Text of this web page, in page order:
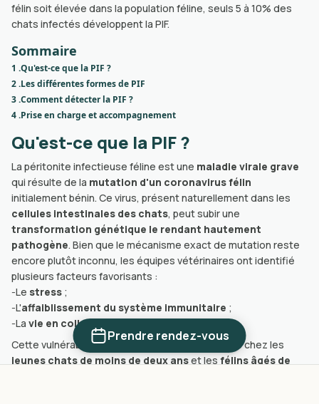
Prendre rendez-vous
félin soit élevée dans la population féline, seuls 5 à 10% des
chats infectés développent la PIF.
Sommaire
1 .Qu'est-ce que la PIF ?
2 .Les différentes formes de PIF
3 .Comment détecter la PIF ?
4 .Prise en charge et accompagnement
Qu'est-ce que la PIF ?
La péritonite infectieuse féline est une maladie virale grave
qui résulte de la mutation d'un coronavirus félin
initialement bénin. Ce virus, présent naturellement dans les
cellules intestinales des chats, peut subir une
transformation génétique le rendant hautement
pathogène. Bien que le mécanisme exact de mutation reste
encore plutôt inconnu, les équipes vétérinaires ont identifié
plusieurs facteurs favorisants :
-Le stress ;
-L'affaiblissement du système immunitaire ;
-La vie en collectivité.
Cette vulnérabilité est particulièrement marquée chez les
jeunes chats de moins de deux anset les félins âgés de